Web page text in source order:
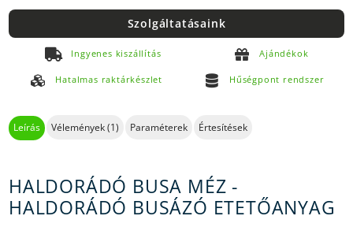
Szolgáltatásaink
Ingyenes kiszállítás Ajándékok
Hatalmas raktárkészlet Hűségpont rendszer
Leírás Vélemények (1) Paraméterek Értesítések
HALDORÁDÓ BUSA MÉZ -
HALDORÁDÓ BUSÁZÓ ETETŐANYAG